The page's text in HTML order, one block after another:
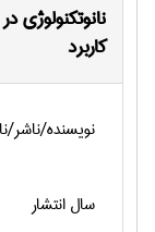
نانوتکنولوژی
کاربرد
نویسنده/ناشر/
سال انتشار